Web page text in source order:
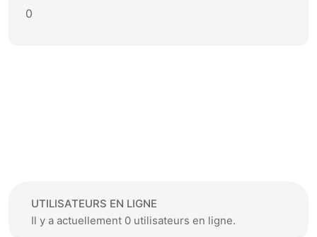
0
UTILISATEURS EN LIGNE
Il y a actuellement 0 utilisateurs en ligne.